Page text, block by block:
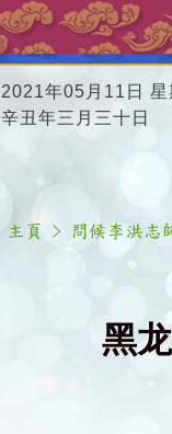
2021年05月11日 星
辛丑年三月三十日
黑